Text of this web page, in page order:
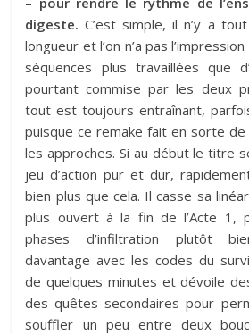
digeste. C’est simple, il n’y a
longueur et l’on n’a pas
séquences plus travaillées que
pourtant commise par les deux
tout est toujours entraînant,
puisque ce remake fait en sorte
les approches. Si au début le titre
jeu d’action pur et dur,
bien plus que cela. Il casse sa
plus ouvert à la fin de l’Acte 1,
phases d’infiltration plutôt
davantage avec les codes du
de quelques minutes et dévoile
des quêtes secondaires pour
souffler un peu entre deux